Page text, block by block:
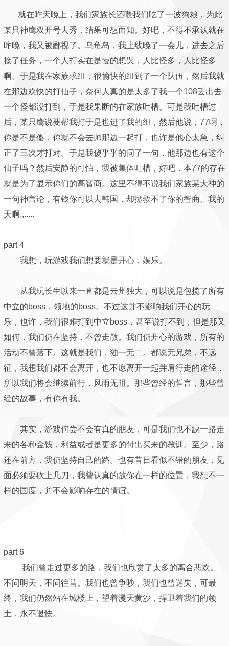
就在昨天晚上，我们家族长还喂我们吃了一波狗粮，为此
某只神鹰双开号去秀，结果可想而知。好吧，不得不承认就在
昨晚，我又被鄙视了。乌龟岛，我上线晚了一会儿，进去之后
接了任务，一个人打实在是慢的想哭，人比怪多，人比怪多
啊。于是我在家族求组，很愉快的组到了一个队伍，然后我就
在那边欢快的打仙子，奈何人真的是太多了我一个108丢出去
一个怪都没打到，于是我果断的在家族吐槽。可是我吐槽过
后，某只鹰说要帮我打于是也进了我的组，然后他说，77啊，
你是不是傻，你就不会去帅那边一起打，也许是他心太急，纠
正了三次才打对。于是我傻乎乎的问了一句，他那边也有这个
仙子吗？然后安静的可怕，我被集体吐槽，好吧，本77的存在
就是为了显示你们的高智商。这里不得不说我们家族某大神的
一句神言论，有钱你可以去韩国，却拯救不了你的智商。我的
天啊.,.....
part 4
我想，玩游戏我们想要就是开心，娱乐。
从我玩长生以来一直都是云州独大，可以说是包揽了所有
中立的boss，领地的boss。不过这并不影响我们开心的玩
乐，也许，我们很难打到中立boss，甚至说打不到，但是那又
如何，我们仍在坚持，不曾走散。我们仍开心的游戏，所有的
活动不曾落下。这就是我们，独一无二。都说无兄弟，不远
征，我想我们都不会离开，也不愿离开一起并肩行走的途径，
所以我们将会继续前行，风雨无阻。那些曾经的誓言，那些曾
经的故事，有你有我。
其实，游戏何尝不会有真的朋友，可是我们也不缺一路走
来的各种金钱，利益或者是更多的付出买来的教训。至少，路
还在前方，我仍坚持自己的路。也有昔日看似不错的朋友，见
面必须要砍上几刀，我曾认真的放你在一样的位置，我想不一
样的国度，并不会影响存在的情谊。
part 6
我们曾走过更多的路，我们也欣赏了太多的离合悲欢。
不问明天，不问往昔。我们也曾争吵，我们也曾迷失，可最
终，我们仍然站在城楼上，望着漫天黄沙，捍卫着我们的领
土，永不退怯。